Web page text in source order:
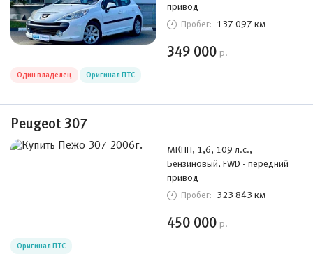
привод
Пробег: 137 097 км
349 000 р.
Один владелец Оригинал ПТС
Peugeot 307
МКПП, 1,6, 109 л.с.,
Бензиновый, FWD - передний
привод
Пробег: 323 843 км
450 000 р.
Оригинал ПТС